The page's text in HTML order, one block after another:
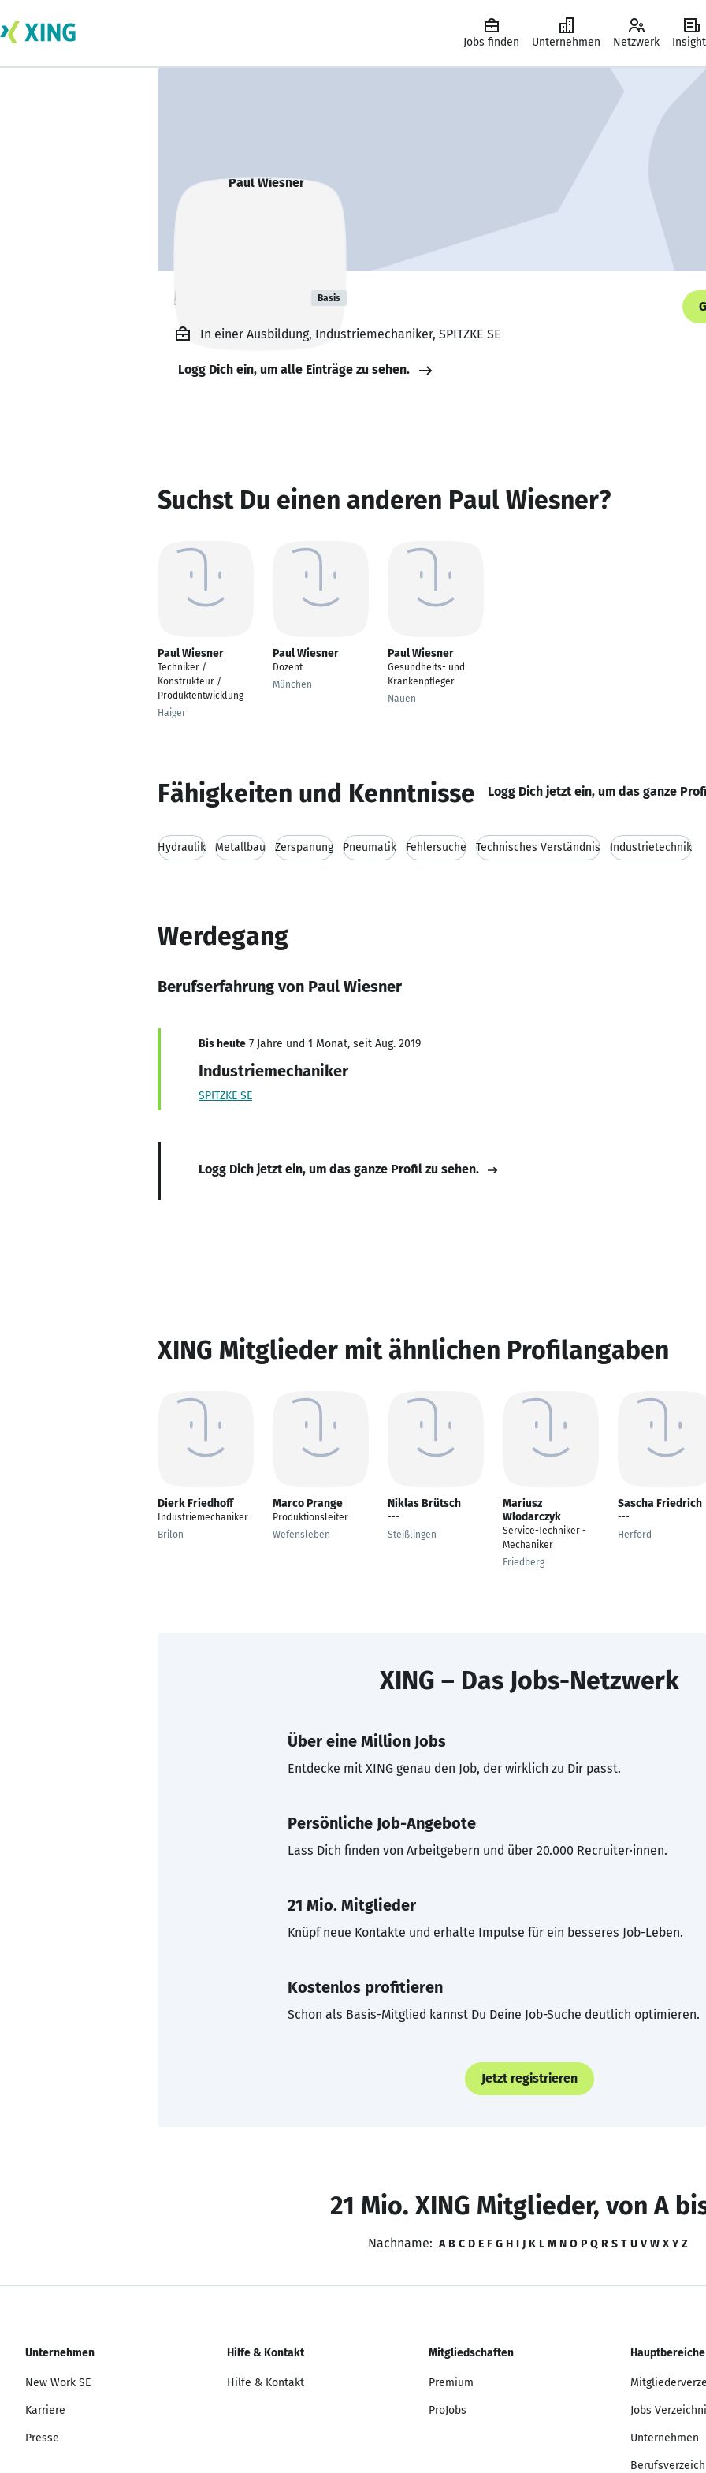
Jobs finden Unternehmen Netzwerk
Paul Wiesner Basis
In einer Ausbildung, Industriemechaniker, SPITZKE SE
Logg Dich ein, um alle Einträge zu sehen.
Suchst Du einen anderen Paul Wiesner?
Paul Wiesner
Techniker /
Konstrukteur /
Produktentwicklung
Haiger
Paul Wiesner
Dozent
München
Paul Wiesner
Gesundheits- und
Krankenpfleger
Nauen
Fähigkeiten und Kenntnisse Logg Dich jetzt ein, um das ganze
Hydraulik Metallbau Zerspanung Pneumatik Fehlersuche Technisches Verständnis Industrietechnik
Werdegang
Berufserfahrung von Paul Wiesner
Bis heute 7 Jahre und 1 Monat, seit Aug. 2019
Industriemechaniker
SPITZKE SE
Logg Dich jetzt ein, um das ganze Profil zu sehen.
XING Mitglieder mit ähnlichen Profilangaben
Dierk Friedhoff
Industriemechaniker
Brilon
Marco Prange
Produktionsleiter
Wefensleben
Niklas Brütsch
---
Steißlingen
Mariusz
Wlodarczyk
Service-Techniker -
Mechaniker
Friedberg
Sascha Friedrich
---
Herford
XING – Das Jobs-Netzwerk
Über eine Million Jobs
Entdecke mit XING genau den Job, der wirklich zu Dir passt.
Persönliche Job-Angebote
Lass Dich finden von Arbeitgebern und über 20.000 Recruiter·innen.
21 Mio. Mitglieder
Knüpf neue Kontakte und erhalte Impulse für ein besseres Job-Leben.
Kostenlos profitieren
Schon als Basis-Mitglied kannst Du Deine Job-Suche deutlich optimieren.
Jetzt registrieren
21 Mio. XING Mitglieder, von A
Nachname: A B C D E F G H I J K L M N O P Q R S T U V W X Y Z
Unternehmen
New Work SE
Karriere
Presse
Hilfe & Kontakt
Hilfe & Kontakt
Mitgliedschaften
Premium
ProJobs
Hauptbereiche
Jobs
Unternehmen